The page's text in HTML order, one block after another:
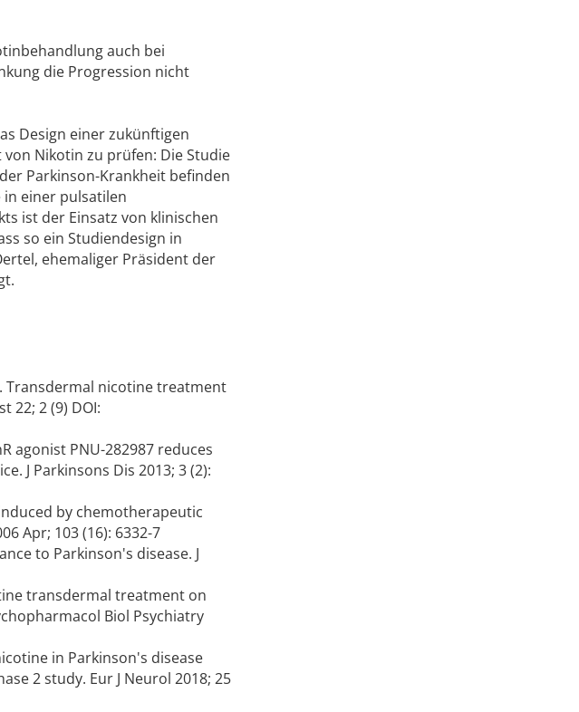
auch bei
die Progression nicht
Design einer zukünftigen
Nikotin zu prüfen: Die Studie
Parkinson-Krankheit befinden
in einer pulsatilen
ist der Einsatz von klinischen
so ein Studiendesign in
ehemaliger Präsident der
Transdermal nicotine treatment
22; 2 (9) DOI:
agonist PNU-282987 reduces
J Parkinsons Dis 2013; 3 (2):
by chemotherapeutic
Apr; 103 (16): 6332-7
to Parkinson's disease. J
transdermal treatment on
Biol Psychiatry
in Parkinson's disease
2 study. Eur J Neurol 2018; 25